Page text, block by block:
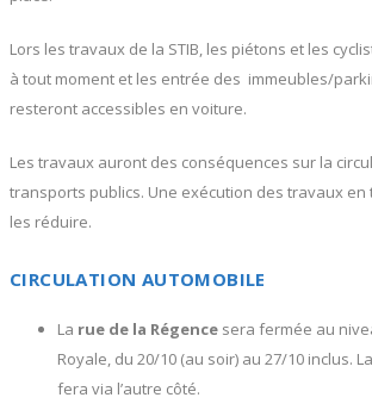
Lors les travaux de la STIB, les piétons et les
à tout moment et les entrée des immeubles/
resteront accessibles en voiture.
Les travaux auront des conséquences sur la
transports publics. Une exécution des travaux
les réduire.
CIRCULATION AUTOMOBILE
La rue de la Régence sera fermée au
Royale, du 20/10 (au soir) au 27/10 inclus.
fera via l’autre côté.